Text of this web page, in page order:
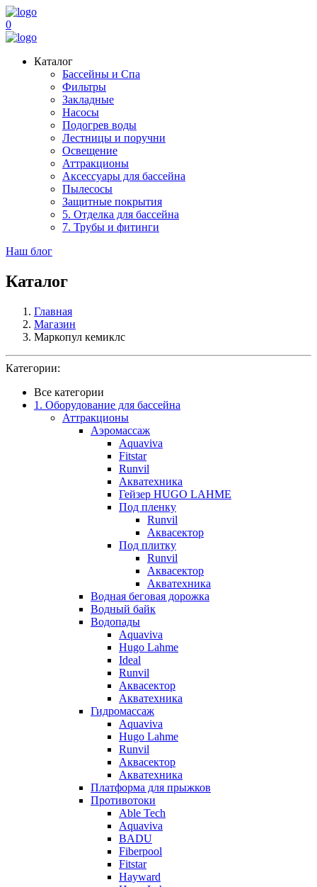
0
Каталог
Бассейны и Спа
Фильтры
Закладные
Насосы
Подогрев воды
Лестницы и поручни
Освещение
Аттракционы
Аксессуары для бассейна
Пылесосы
Защитные покрытия
5. Отделка для бассейна
7. Трубы и фитинги
Наш блог
Каталог
Главная
Магазин
Маркопул кемиклс
Категории:
Все категории
1. Оборудование для бассейна
Аттракционы
Аэромассаж
Aquaviva
Fitstar
Runvil
Акватехника
Гейзер HUGO LAHME
Под пленку
Runvil
Аквасектор
Под плитку
Runvil
Аквасектор
Акватехника
Водная беговая дорожка
Водный байк
Водопады
Aquaviva
Hugo Lahme
Ideal
Runvil
Аквасектор
Акватехника
Гидромассаж
Aquaviva
Hugo Lahme
Runvil
Аквасектор
Акватехника
Платформа для прыжков
Противотоки
Able Tech
Aquaviva
BADU
Fiberpool
Fitstar
Hayward